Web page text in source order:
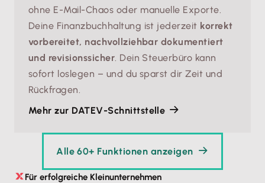
ohne E-Mail-Chaos oder manuelle Exporte.
Deine Finanzbuchhaltung ist jederzeit korrekt
vorbereitet, nachvollziehbar dokumentiert
und revisionssicher . Dein Steuerbüro kann
sofort loslegen – und du sparst dir Zeit und
Rückfragen.
Mehr zur DATEV-Schnittstelle
Alle 60+ Funktionen anzeigen
Für erfolgreiche Kleinunternehmen